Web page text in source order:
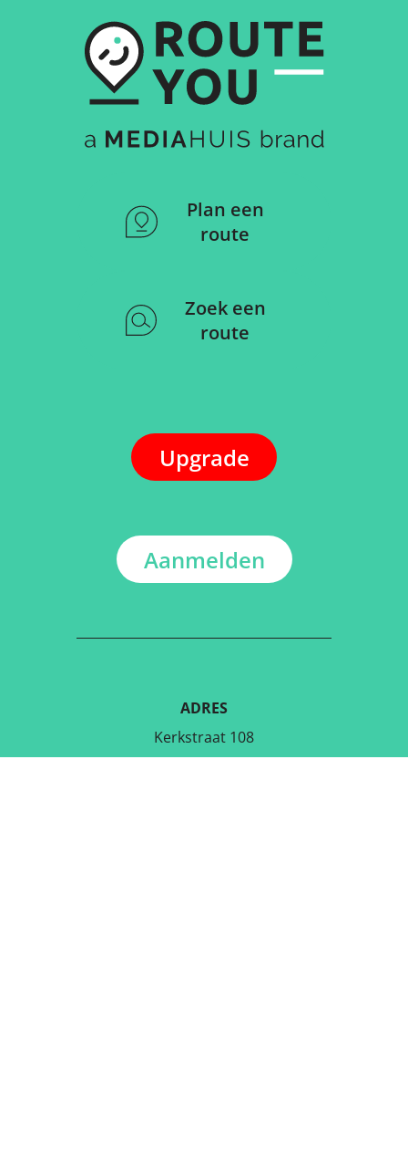
Plan een
route
Zoek een
route
Upgrade
Aanmelden
ADRES
Kerkstraat 108